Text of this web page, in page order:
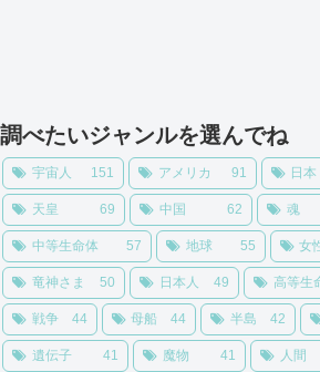
調べたいジャンルを選んでね
宇宙人 151 アメリカ 91 日本
天皇 69 中国 62 魂
中等生命体 57 地球 55 女
竜神さま 50 日本人 49 高等生
戦争 44 母船 44 半島 42
遺伝子 41 魔物 41 人間